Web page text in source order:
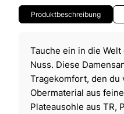
Produktbeschreibung
Tauche ein in die Welt
Nuss. Diese
Tragekomfort, den
Obermaterial aus
Plateausohle aus TR,